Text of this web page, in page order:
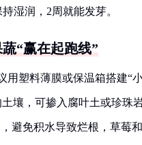
湿润，2周就能发芽。
“赢在起跑线”
用塑料薄膜或保温箱搭建“
壤，可掺入腐叶土或珍珠
避免积水导致烂根，草莓